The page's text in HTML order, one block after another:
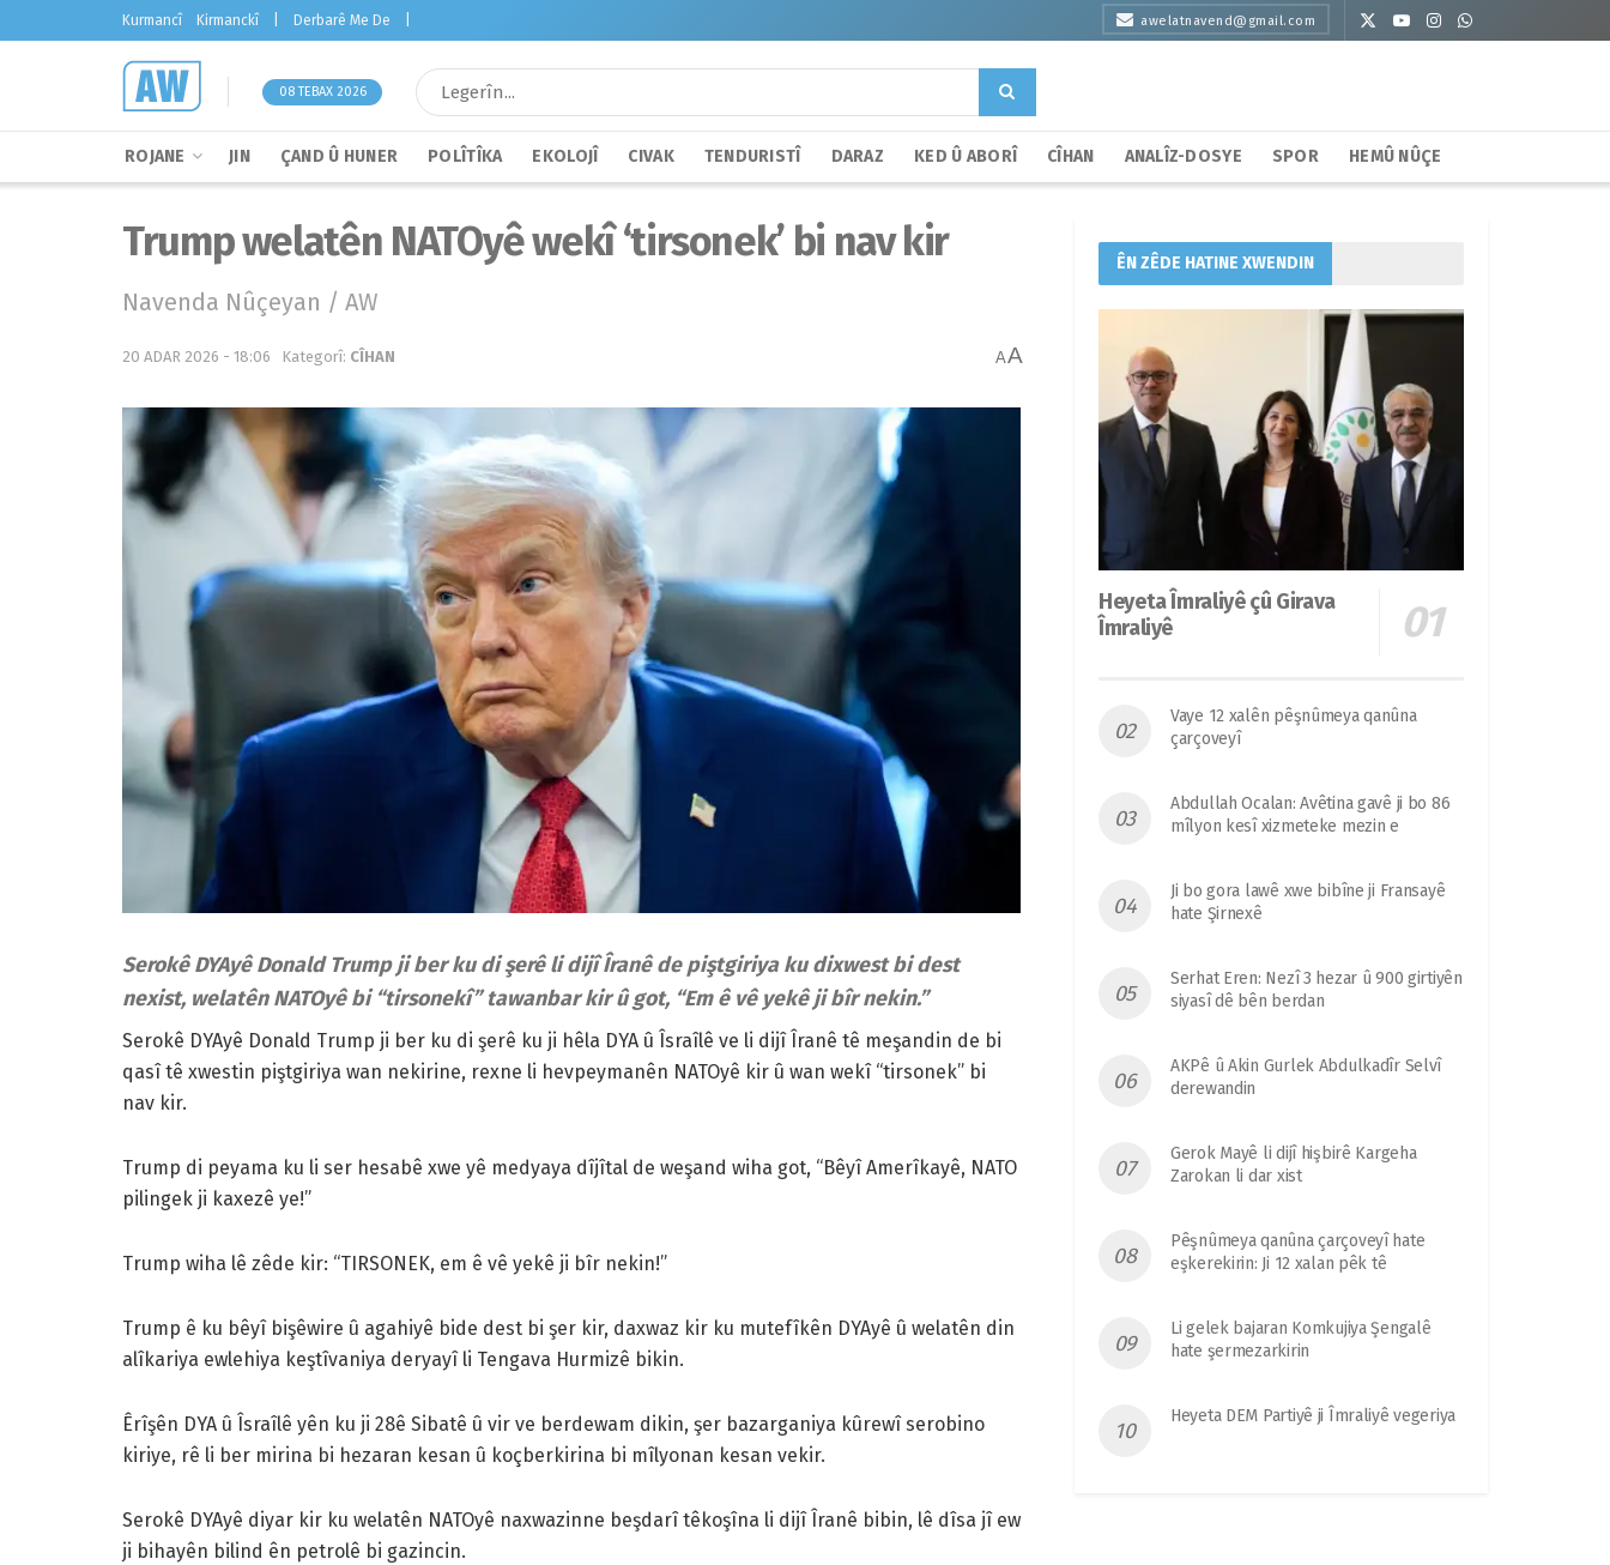
Kurmancî Kirmanckî Derbarê Me De awelatnavend@gmail.com
08 TEBAX 2026
ROJANE JIN ÇAND Û HUNER POLÎTÎKA EKOLOJÎ CIVAK TENDURISTÎ DARAZ KED Û ABORÎ CÎHAN ANALÎZ-DOSYE SPOR HEMÛ NÛÇE
Trump welatên NATOyê wekî ‘tirsonek’ bi nav kir
Navenda Nûçeyan / AW
20 ADAR 2026 - 18:06 Kategorî: CÎHAN AA
Serokê DYAyê Donald Trump ji ber ku di şerê li dijî Îranê de piştgiriya ku dixwest bi dest
nexist, welatên NATOyê bi “tirsonekî” tawanbar kir û got, “Em ê vê yekê ji bîr nekin.”
Serokê DYAyê Donald Trump ji ber ku di şerê ku ji hêla DYA û Îsraîlê ve li dijî Îranê tê meşandin de bi
qasî tê xwestin piştgiriya wan nekirine, rexne li hevpeymanên NATOyê kir û wan wekî “tirsonek” bi
nav kir.
Trump di peyama ku li ser hesabê xwe yê medyaya dîjîtal de weşand wiha got, “Bêyî Amerîkayê, NATO
pilingek ji kaxezê ye!”
Trump wiha lê zêde kir: “TIRSONEK, em ê vê yekê ji bîr nekin!”
Trump ê ku bêyî bişêwire û agahiyê bide dest bi şer kir, daxwaz kir ku mutefîkên DYAyê û welatên din
alîkariya ewlehiya keştîvaniya deryayî li Tengava Hurmizê bikin.
Êrîşên DYA û Îsraîlê yên ku ji 28ê Sibatê û vir ve berdewam dikin, şer bazarganiya kûrewî serobino
kiriye, rê li ber mirina bi hezaran kesan û koçberkirina bi mîlyonan kesan vekir.
Serokê DYAyê diyar kir ku welatên NATOyê naxwazinne beşdarî têkoşîna li dijî Îranê bibin, lê dîsa jî ew
ji bihayên bilind ên petrolê bi gazincin.
ÊN ZÊDE HATINE XWENDIN
Heyeta Îmraliyê çû Girava
Îmraliyê
Vaye 12 xalên pêşnûmeya qanûna
çarçoveyî
Abdullah Ocalan: Avêtina gavê ji bo 86
mîlyon kesî xizmeteke mezin e
Ji bo gora lawê xwe bibîne ji Fransayê
hate Şirnexê
Serhat Eren: Nezî 3 hezar û 900 girtiyên
siyasî dê bên berdan
AKPê û Akin Gurlek Abdulkadîr Selvî
derewandin
Gerok Mayê li dijî hişbirê Kargeha
Zarokan li dar xist
Pêşnûmeya qanûna çarçoveyî hate
eşkerekirin: Ji 12 xalan pêk tê
Li gelek bajaran Komkujiya Şengalê
hate şermezarkirin
Heyeta DEM Partiyê ji Îmraliyê vegeriya